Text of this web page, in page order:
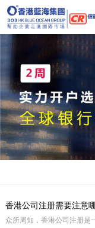
香港公司注册需要注意
众所周知，香港公司注册是